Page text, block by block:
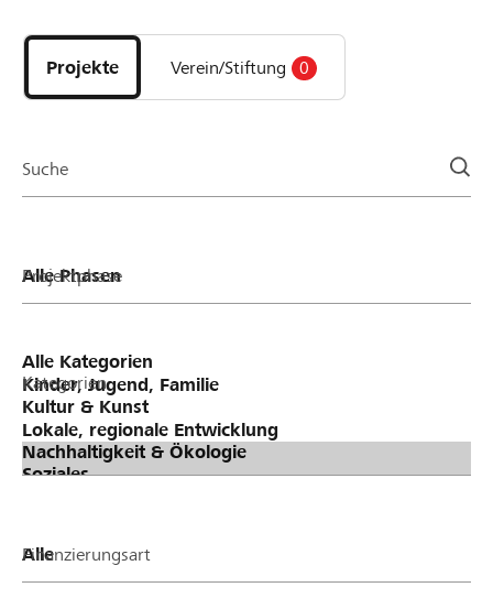
DE FR IT
Projekte
und
Organisationen
Projekte Verein/Stiftung 0
Suche
Projektphase
Kategorien
Finanzierungsart